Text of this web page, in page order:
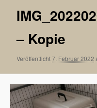
– Kopie
Veröffentlicht7. Februar 2022